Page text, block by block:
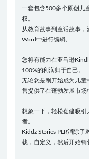
一套包含500多个原创儿
权。
从教育故事到童话故事
Word中进行编辑。
您将有能力在亚马逊
100%的利润归于自己。
无论您是刚开始成为儿童
售提供了在蓬勃发展市场
想象一下，轻松创建吸引
者。
Kiddz Stories PLR消除
载，自定义，然后开始销